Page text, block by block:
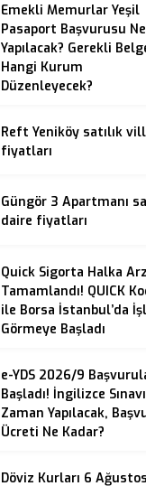
Emekli Memurlar Yeşil
Pasaport Başvurusu
Yapılacak? Gerekli
Hangi Kurum
Düzenleyecek?
Reft Yeniköy satılık
fiyatları
Güngör 3 Apartmanı
daire fiyatları
Quick Sigorta Halka
Tamamlandı! QUICK
ile Borsa İstanbul’da
Görmeye Başladı
e-YDS 2026/9
Başladı! İngilizce
Zaman Yapılacak,
Ücreti Ne Kadar?
Döviz Kurları 6 Ağustos